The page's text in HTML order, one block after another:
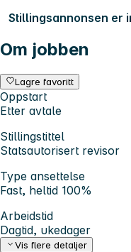
Stillingsannonsen er
Om jobben
Lagre favoritt
Oppstart
Etter avtale
Stillingstittel
Statsautorisert revisor
Type ansettelse
Fast, heltid 100%
Arbeidstid
Dagtid, ukedager
Vis flere detaljer